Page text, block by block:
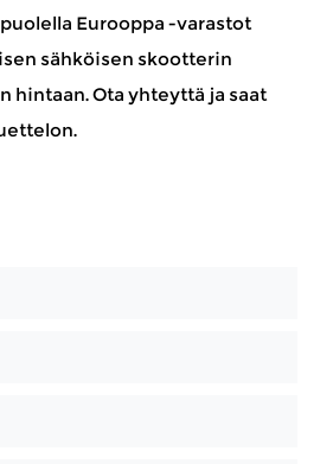
Eurooppa -varastot
sähköisen skootterin
hintaan. Ota yhteyttä ja saat